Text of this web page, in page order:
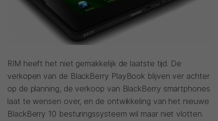
RIM heeft het niet gemakkelijk de laatste tijd. De
verkopen van de BlackBerry PlayBook blijven ver achter
op de planning, de verkoop van BlackBerry smartphones
laat te wensen over, en de ontwikkeling van het nieuwe
BlackBerry 10 besturingssysteem wil maar niet vlotten.